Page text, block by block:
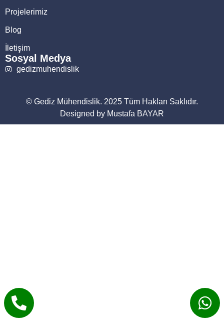
Projelerimiz
Blog
İletişim
Sosyal Medya
gedizmuhendislik
© Gediz Mühendislik. 2025 Tüm Hakları Saklıdır.
Designed by Mustafa BAYAR